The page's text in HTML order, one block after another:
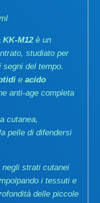
M12è un
studiato per
del tempo.
e acido
anti-age completa
cutanea,
pelle di difendersi
negli strati cutanei
i tessuti e
delle piccole